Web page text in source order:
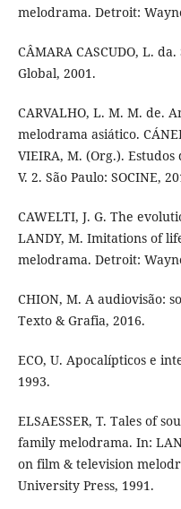
melodrama. Detroit:
CÂMARA CASCUDO, L.
Global, 2001.
CARVALHO, L. M. M. de.
melodrama asiático.
VIEIRA, M. (Org.).
V. 2. São Paulo: SOCINE,
CAWELTI, J. G. The
LANDY, M. Imitations of
melodrama. Detroit:
CHION, M. A audiovisão:
Texto & Grafia, 2016.
ECO, U. Apocalípticos e
1993.
ELSAESSER, T. Tales of
family melodrama. In:
on film & television
University Press, 1991.